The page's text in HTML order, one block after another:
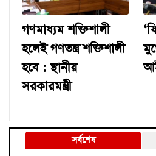
গণমাধ্যম শক্তিশালী
হলেই গণতন্ত্র শক্তিশালী
হবে : স্থানীয়
সরকারমন্ত্রী
সর্বশেষ